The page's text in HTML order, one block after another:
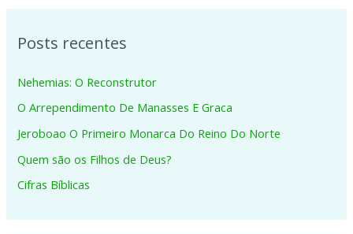
u
s
a
r
p
o
Posts recentes
Nehemias: O Reconstrutor
O Arrependimento De Manasses E Graca
Jeroboao O Primeiro Monarca Do Reino Do Norte
Quem são os Filhos de Deus?
Cifras Bíblicas